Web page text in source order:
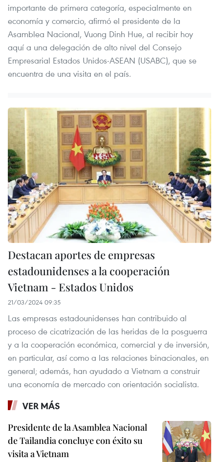
importante de primera categoría, especialmente en
economía y comercio, afirmó el presidente de la
Asamblea Nacional, Vuong Dinh Hue, al recibir hoy
aquí a una delegación de alto nivel del Consejo
Empresarial Estados Unidos-ASEAN (USABC), que se
encuentra de una visita en el país.
Destacan aportes de empresas
estadounidenses a la cooperación
Vietnam - Estados Unidos
21/03/2024 09:35
Las empresas estadounidenses han contribuido al
proceso de cicatrización de las heridas de la posguerra
y a la cooperación económica, comercial y de inversión,
en particular, así como a las relaciones binacionales, en
general; además, han ayudado a Vietnam a construir
una economía de mercado con orientación socialista.
VER MÁS
Presidente de la Asamblea Nacional
de Tailandia concluye con éxito su
visita a Vietnam